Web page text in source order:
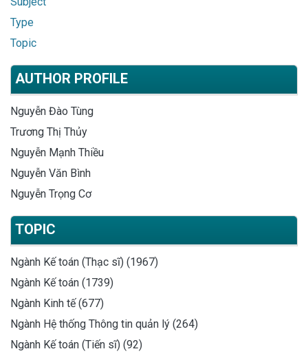
Type
Topic
AUTHOR PROFILE
Nguyễn Đào Tùng
Trương Thị Thủy
Nguyễn Mạnh Thiều
Nguyễn Văn Bình
Nguyễn Trọng Cơ
TOPIC
Ngành Kế toán (Thạc sĩ) (1967)
Ngành Kế toán (1739)
Ngành Kinh tế (677)
Ngành Hệ thống Thông tin quản lý (264)
Ngành Kế toán (Tiến sĩ) (92)